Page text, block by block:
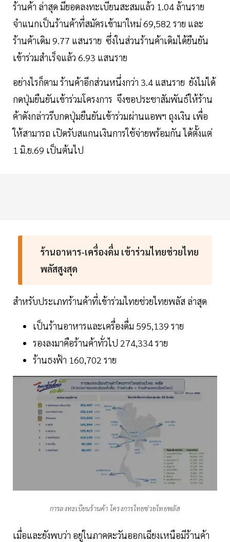
ร้านค้า ล่าสุด มียอดลงทะเบียนสะสมแล้ว 1.04 ล้านราย
จำแนกเป็นร้านค้าที่สมัครเข้ามาใหม่ 69,582 ราย และ
ร้านค้าเดิม 9.77 แสนราย ซึ่งในส่วนร้านค้าเดิมได้ยืนยัน
เข้าร่วมสำเร็จแล้ว 6.93 แสนราย
อย่างไรก็ตาม ร้านค้าอีกส่วนหนึ่งกว่า 3.4 แสนราย ยังไม่ได้
กดปุ่มยืนยันเข้าร่วมโครงการ จึงขอประชาสัมพันธ์ให้ร้าน
ค้าดังกล่าวรีบกดปุ่มยืนยันเข้าร่วมผ่านแอพฯ ถุงเงิน เพื่อ
ให้สามารถ เปิดรับสแกนเงินการใช้จ่ายพร้อมกัน ได้ตั้งแต่
1 มิ.ย.69 เป็นต้นไป
ร้านอาหาร-เครื่องดื่ม เข้าร่วมไทยช่วยไทย
พลัสสูงสุด
สำหรับประเภทร้านค้าที่เข้าร่วมไทยช่วยไทยพลัส ล่าสุด
เป็นร้านอาหารและเครื่องดื่ม 595,139 ราย
รองลงมาคือร้านค้าทั่วไป 274,334 ราย
ร้านธงฟ้า 160,702 ราย
การลงทะเบียนร้านค้า โครงการไทยช่วยไทยพลัส
เมื่อและยังพบว่า อยู่ในภาคตะวันออกเฉียงเหนือมีร้านค้า